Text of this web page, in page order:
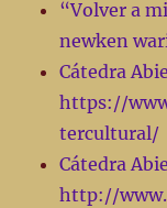
“Volver a
newken
Cátedra
https://
tercultural/
Cátedra
http://